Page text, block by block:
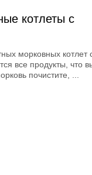
котлеты с
морковных котлет
все продукты, что
почистите, ...